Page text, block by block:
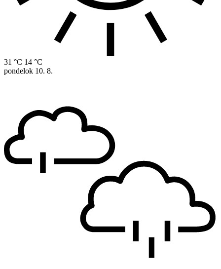
31 °C 14 °C
pondelok 10. 8.